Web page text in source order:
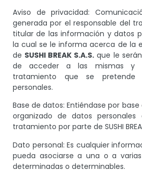
Aviso de privacidad:
generada por el responsable del
titular de las información y datos
la cual se le informa acerca de la
de SUSHI BREAK S.A.S. que le
de acceder a las mismas y
tratamiento que se
personales.
Base de datos: Entiéndase por
organizado de datos
tratamiento por parte de SUSHI
Dato personal: Es cualquier
pueda asociarse a una o a
determinadas o determinables.